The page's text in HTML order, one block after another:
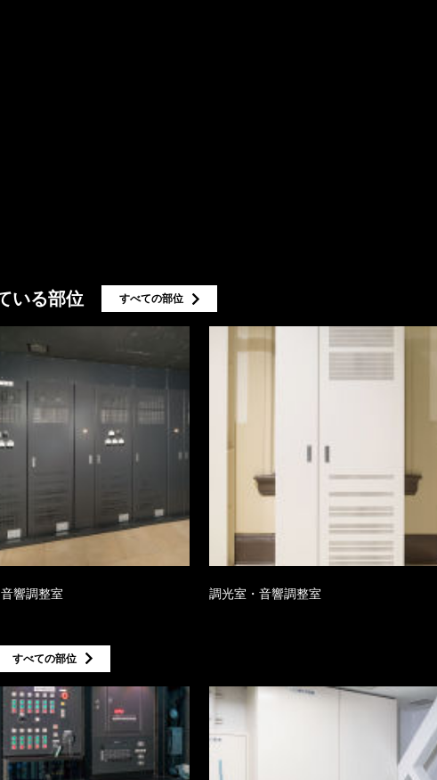
いる部位
響調整室 調光室・音響調整室
すべての部位
すべての部位